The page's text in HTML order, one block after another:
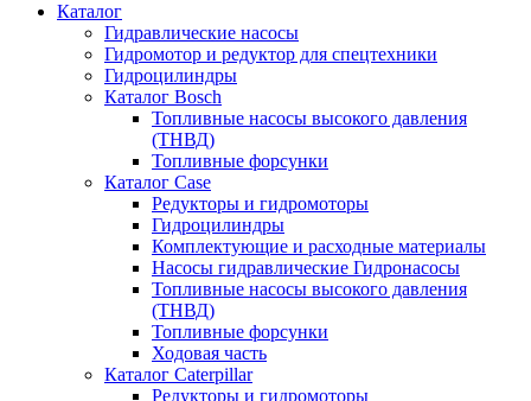
Каталог
Гидравлические насосы
Гидромотор и редуктор для спецтехники
Гидроцилиндры
Каталог Bosch
Топливные насосы высокого давления
(ТНВД)
Топливные форсунки
Каталог Case
Редукторы и гидромоторы
Гидроцилиндры
Комплектующие и расходные материалы
Насосы гидравлические Гидронасосы
Топливные насосы высокого давления
(ТНВД)
Топливные форсунки
Ходовая часть
Каталог Caterpillar
Редукторы и гидромоторы